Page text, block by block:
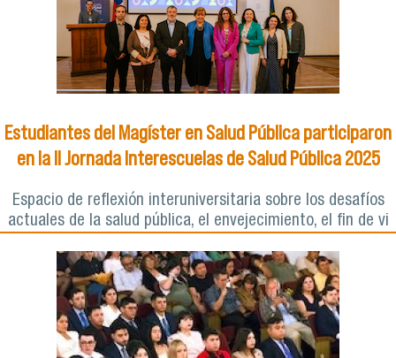
Estudiantes del Magíster en Salud Pública participaron
en la II Jornada Interescuelas de Salud Pública 2025
Espacio de reflexión interuniversitaria sobre los desafíos
actuales de la salud pública, el envejecimiento, el fin de vi